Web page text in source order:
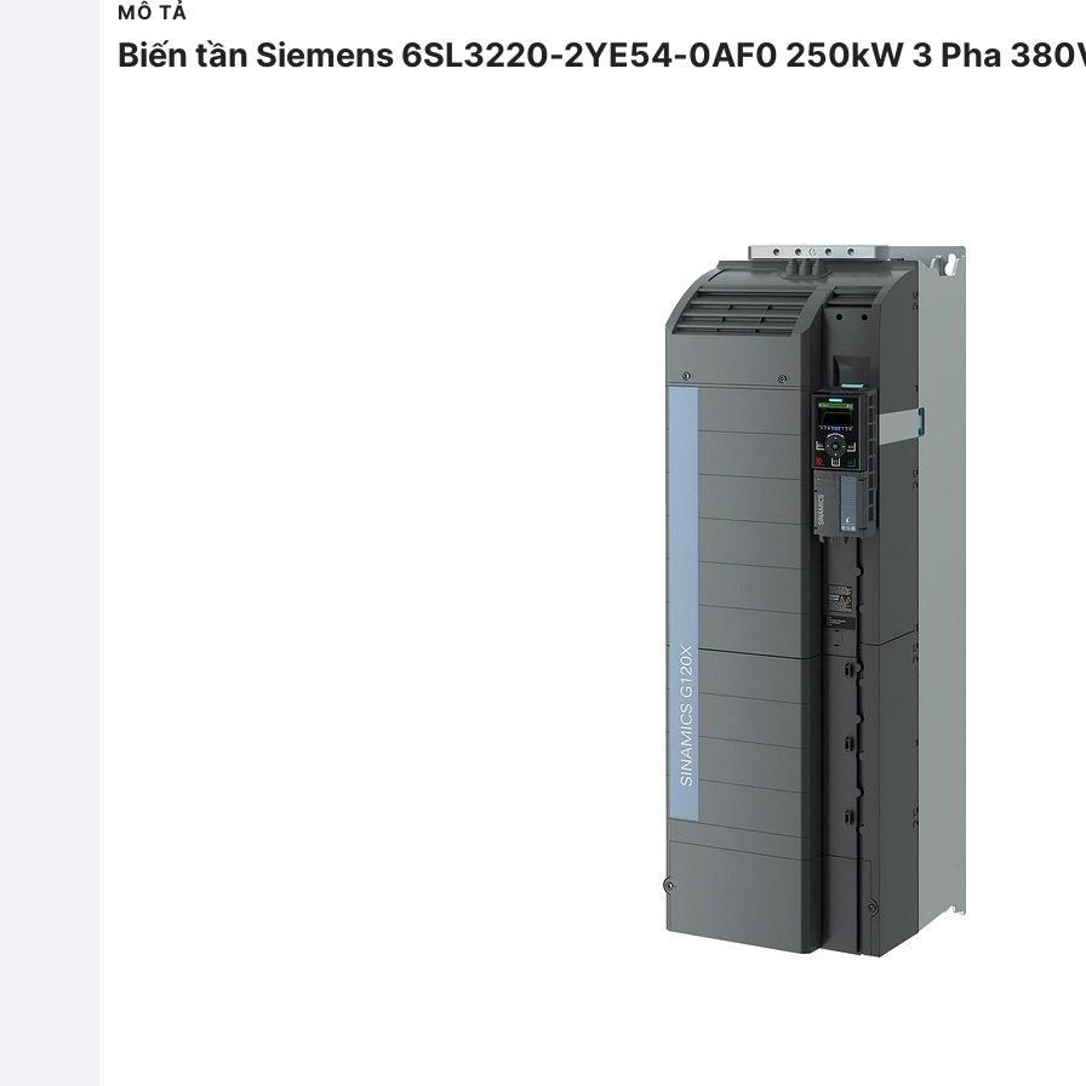
MÔ TẢ
Biến tần Siemens 6SL3220-2YE54-0AF0 250kW 3 Pha